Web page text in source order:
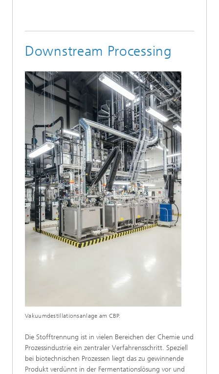
Downstream Processing
Vakuumdestillationsanlage am CBP.
Die Stofftrennung ist in vielen Bereichen der Chemie und
Prozessindustrie ein zentraler Verfahrensschritt. Speziell
bei biotechnischen Prozessen liegt das zu gewinnende
Produkt verdünnt in der Fermentationslösung vor und